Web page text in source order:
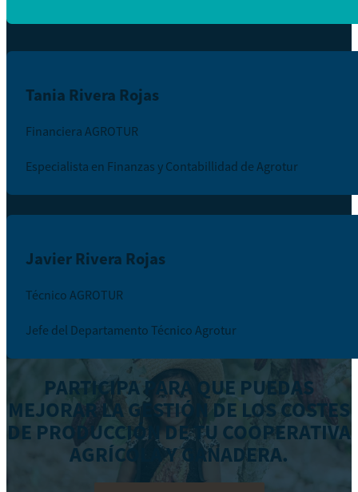
Tania Rivera Rojas
Financiera AGROTUR
Especialista en Finanzas y Contabillidad de Agrotur
Javier Rivera Rojas
Técnico AGROTUR
Jefe del Departamento Técnico Agrotur
PARTICIPA PARA QUE PUEDAS
MEJORAR LA GESTIÓN DE LOS COSTES
DE PRODUCCIÓN DE TU COOPERATIVA
AGRÍCOLA Y GANADERA.